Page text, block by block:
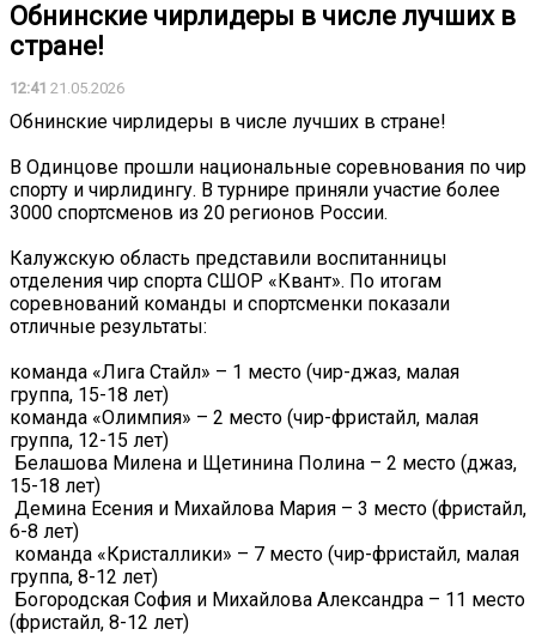
Обнинские чирлидеры в числе лучших в
стране!
12:41 21.05.2026
Обнинские чирлидеры в числе лучших в стране!
В Одинцове прошли национальные соревнования по чир
спорту и чирлидингу. В турнире приняли участие более
3000 спортсменов из 20 регионов России.
Калужскую область представили воспитанницы
отделения чир спорта СШОР «Квант». По итогам
соревнований команды и спортсменки показали
отличные результаты:
️команда «Лига Стайл» – 1 место (чир-джаз, малая
группа, 15-18 лет)
️команда «Олимпия» – 2 место (чир-фристайл, малая
группа, 12-15 лет)
️ Белашова Милена и Щетинина Полина – 2 место (джаз,
15-18 лет)
️ Демина Есения и Михайлова Мария – 3 место (фристайл,
6-8 лет)
️ команда «Кристаллики» – 7 место (чир-фристайл, малая
группа, 8-12 лет)
️ Богородская София и Михайлова Александра – 11 место
(фристайл, 8-12 лет)